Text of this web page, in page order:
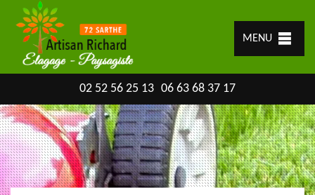
MENU
02 52 56 25 13 06 63 68 37 17